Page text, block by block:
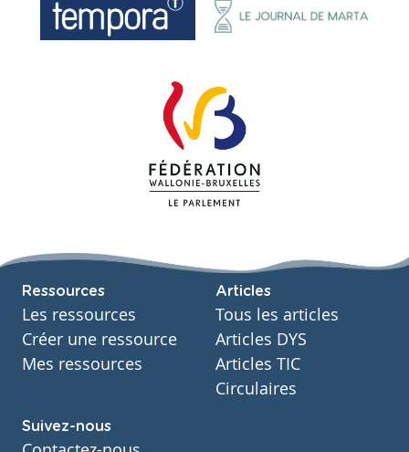
Ressources
Les ressources
Créer une ressource
Mes ressources
Articles
Tous les articles
Articles DYS
Articles TIC
Circulaires
Suivez-nous